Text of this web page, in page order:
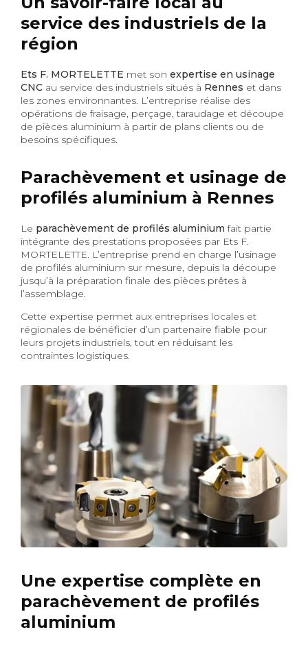
service des industriels de la
région
Ets F. MORTELETTE met son expertise en usinage
CNC au service des industriels situés à Rennes et dans
les zones environnantes. L’entreprise réalise des
opérations de fraisage, perçage, taraudage et découpe
de pièces aluminium à partir de plans clients ou de
besoins spécifiques.
Parachèvement et usinage de
profilés aluminium à Rennes
Le parachèvement de profilés aluminium fait partie
intégrante des prestations proposées par Ets F.
MORTELETTE. L’entreprise prend en charge l’usinage
de profilés aluminium sur mesure, depuis la découpe
jusqu’à la préparation finale des pièces prêtes à
l’assemblage.
Cette expertise permet aux entreprises locales et
régionales de bénéficier d’un partenaire fiable pour
leurs projets industriels, tout en réduisant les
contraintes logistiques.
Une expertise complète en
parachèvement de profilés
aluminium